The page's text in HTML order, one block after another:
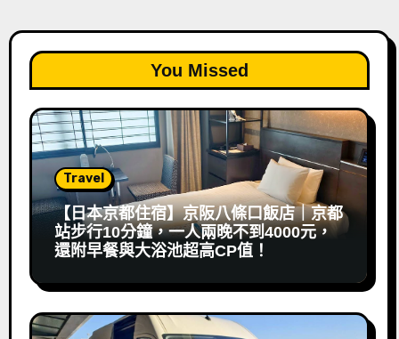
You Missed
Travel
【日本京都住宿】京阪八條口飯店｜京都
站步行10分鐘，一人兩晚不到4000元，
還附早餐與大浴池超高CP值！